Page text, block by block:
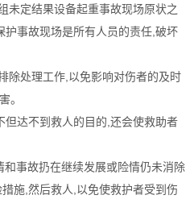
未定结果设备起重事故现场原状之
事故现场是所有人员的责任,破坏
除处理工作,以免影响对伤者的及时
。
达不到救人的目的,还会使救助者
事故扔在继续发展或险情仍未消除
施,然后救人,以免使救护者受到伤